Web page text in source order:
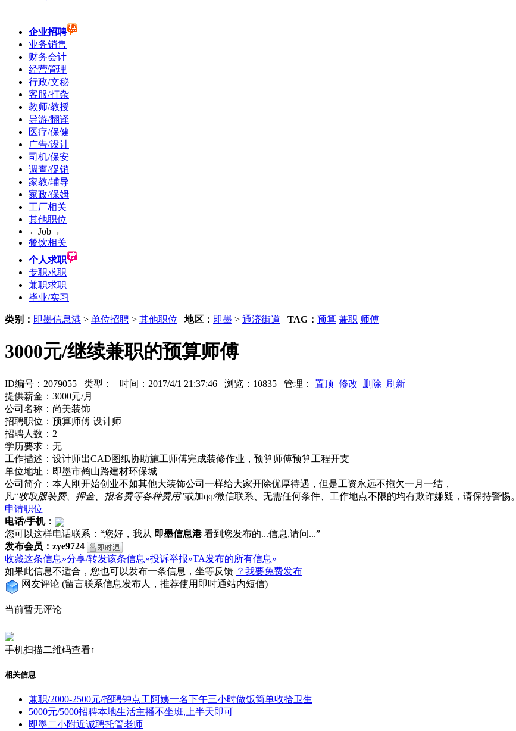
企业招聘
业务销售
财务会计
经营管理
行政/文秘
客服/打杂
教师/教授
导游/翻译
医疗/保健
广告/设计
司机/保安
调查/促销
家教/辅导
家政/保姆
工厂相关
其他职位
←Job→
餐饮相关
个人求职
专职求职
兼职求职
毕业/实习
类别： 即墨信息港 > 单位招聘 > 其他职位 地区： 即墨 > 通济街道 TAG： 预算 兼职 师傅
3000元/继续兼职的预算师傅
ID编号：2079055 类型： 时间：2017/4/1 21:37:46 浏览：10835 管理： 置顶 修改 删除 刷新
提供薪金：3000元/月
公司名称：尚美装饰
招聘职位：预算师傅 设计师
招聘人数：2
学历要求：无
工作描述：设计师出CAD图纸协助施工师傅完成装修作业，预算师傅预算工程开支
单位地址：即墨市鹤山路建材环保城
公司简介：本人刚开始创业不如其他大装饰公司一样给大家开除优厚待遇，但是工资永远不拖欠一月一结，
凡“收取服装费、押金、报名费等各种费用”或加qq/微信联系、无需任何条件、工作地点不限的均有欺诈嫌疑，请保持警惕。
申请职位
电话/手机：
您可以这样电话联系：“您好，我从 即墨信息港看到您发布的...信息,请问...”
发布会员：zye9724
收藏这条信息»分享/转发该条信息»投诉举报»TA发布的所有信息»
如果此信息不适合，您也可以发布一条信息，坐等反馈 ？我要免费发布
网友评论 (留言联系信息发布人，推荐使用即时通站内短信)
当前暂无评论
手机扫描二维码查看↑
相关信息
兼职/2000-2500元/招聘钟点工阿姨一名下午三小时做饭简单收拾卫生
5000元/5000招聘本地生活主播不坐班,上半天即可
即墨二小附近诚聘托管老师